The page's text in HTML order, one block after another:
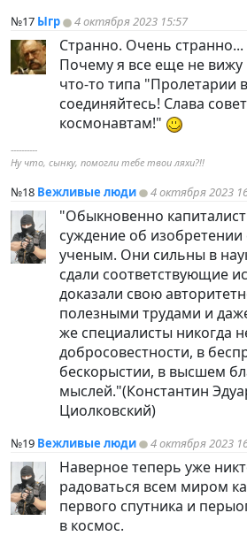
№17 Ыгр 4 октября 2023 15:57
Странно. Очень странно...
Почему я все еще не вижу
что-то типа "Пролетарии
соединяйтесь! Слава
космонавтам!"
----------
Ну что, сынку, помогли тебе твои ляхи?!!
№18 Вежливые люди 4 октября 2023
"Обыкновенно
суждение об
ученым. Они сильны в
сдали соответствующие
доказали свою
полезными трудами и
же специалисты никогда
добросовестности, в
бескорыстии, в высшем
мыслей."(Константин
Циолковский)
№19 Вежливые люди 4 октября 2023
Наверное теперь уже
радоваться всем миром
первого спутника и
в космос.